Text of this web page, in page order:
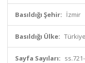
Basıldığı Şehir: İzmir
Basıldığı Ülke: Türkiye
Sayfa Sayıları: